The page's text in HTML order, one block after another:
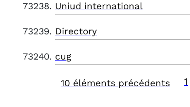
Uniud international
Directory
cug
10 éléments précédents 1